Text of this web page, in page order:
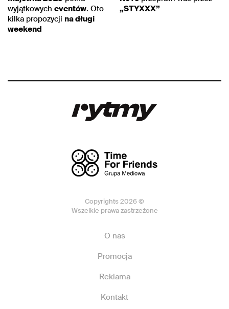
wyjątkowych eventów. Oto
kilka propozycji na długi
weekend
„STYXXX”
Copyrights 2026 ©
Wszelkie prawa zastrzeżone
O nas
Promocja
Reklama
Kontakt